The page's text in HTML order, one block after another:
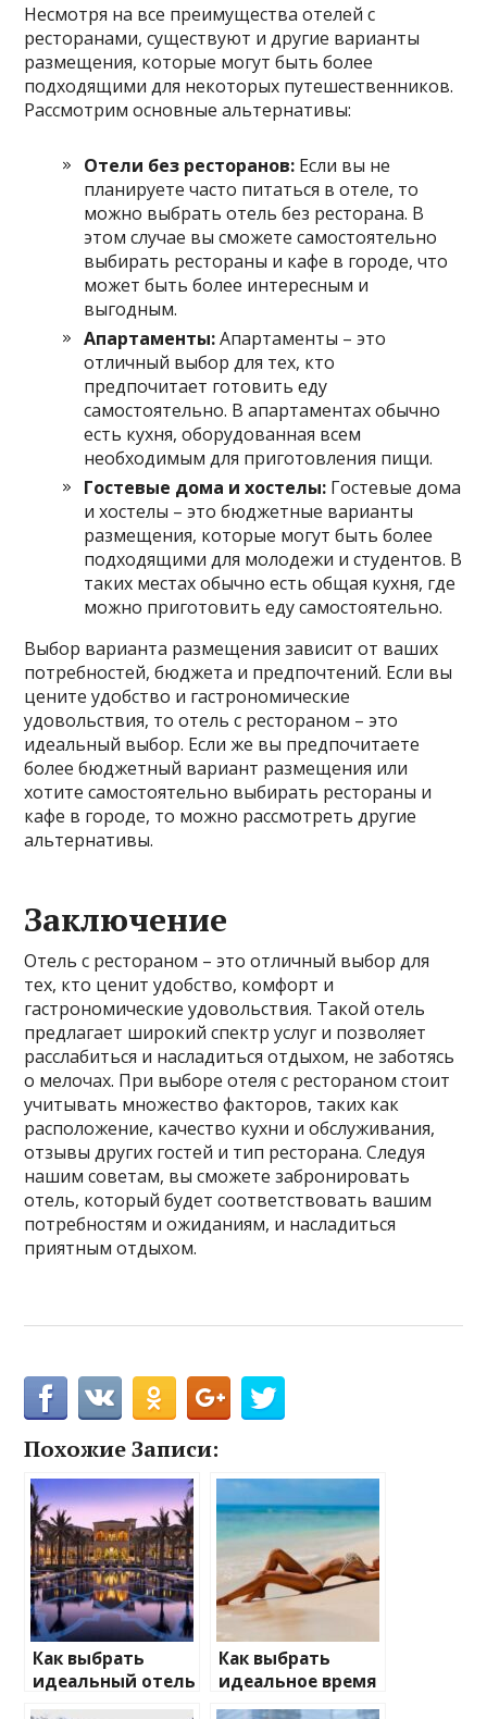
Несмотря на все преимущества отелей с
ресторанами, существуют и другие варианты
размещения, которые могут быть более
подходящими для некоторых путешественников.
Рассмотрим основные альтернативы:
Отели без ресторанов: Если вы не
планируете часто питаться в отеле, то
можно выбрать отель без ресторана. В
этом случае вы сможете самостоятельно
выбирать рестораны и кафе в городе, что
может быть более интересным и
выгодным.
Апартаменты:Апартаменты – это
отличный выбор для тех, кто
предпочитает готовить еду
самостоятельно. В апартаментах обычно
есть кухня, оборудованная всем
необходимым для приготовления пищи.
Гостевые дома и хостелы: Гостевые дома
и хостелы – это бюджетные варианты
размещения, которые могут быть более
подходящими для молодежи и студентов. В
таких местах обычно есть общая кухня, где
можно приготовить еду самостоятельно.
Выбор варианта размещения зависит от ваших
потребностей, бюджета и предпочтений. Если вы
цените удобство и гастрономические
удовольствия, то отель с рестораном – это
идеальный выбор. Если же вы предпочитаете
более бюджетный вариант размещения или
хотите самостоятельно выбирать рестораны и
кафе в городе, то можно рассмотреть другие
альтернативы.
Заключение
Отель с рестораном – это отличный выбор для
тех, кто ценит удобство, комфорт и
гастрономические удовольствия. Такой отель
предлагает широкий спектр услуг и позволяет
расслабиться и насладиться отдыхом, не заботясь
о мелочах. При выборе отеля с рестораном стоит
учитывать множество факторов, таких как
расположение, качество кухни и обслуживания,
отзывы других гостей и тип ресторана. Следуя
нашим советам, вы сможете забронировать
отель, который будет соответствовать вашим
потребностям и ожиданиям, и насладиться
приятным отдыхом.
Похожие Записи:
Как выбрать
идеальный отель
по отзывам и
Как выбрать
идеальное время
для поездки